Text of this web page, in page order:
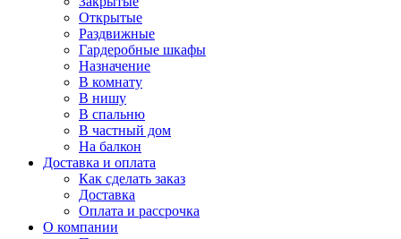
Открытые
Раздвижные
Гардеробные шкафы
Назначение
В комнату
В нишу
В спальню
В частный дом
На балкон
Доставка и оплата
Как сделать заказ
Доставка
Оплата и рассрочка
О компании